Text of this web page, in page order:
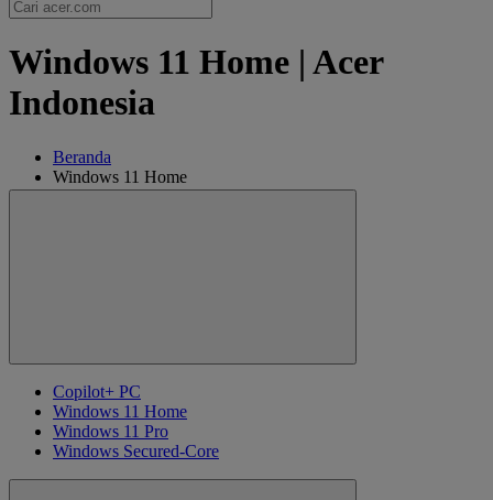
Windows 11 Home | Acer
Indonesia
Beranda
Windows 11 Home
Copilot+ PC
Windows 11 Home
Windows 11 Pro
Windows Secured-Core